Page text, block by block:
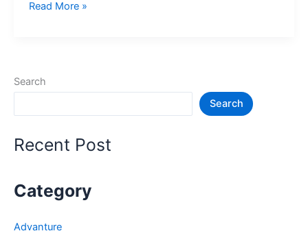
10+
जगह
Places
Read More »
Search
Search
Recent Post
Category
Advanture